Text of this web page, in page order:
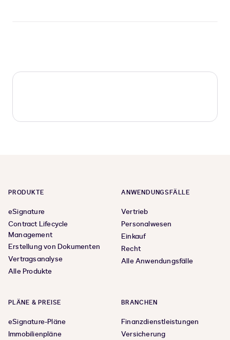
PRODUKTE
eSignature
Contract Lifecycle
Management
Erstellung von Dokumenten
Vertragsanalyse
Alle Produkte
ANWENDUNGSFÄLLE
Vertrieb
Personalwesen
Einkauf
Recht
Alle Anwendungsfälle
PLÄNE & PREISE
eSignature-Pläne
Immobilienpläne
BRANCHEN
Finanzdienstleistungen
Versicherung